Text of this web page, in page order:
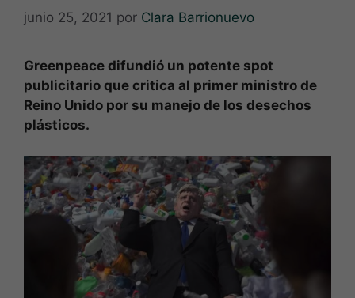
junio 25, 2021 por Clara Barrionuevo
Greenpeace difundió un potente spot
publicitario que critica al primer ministro de
Reino Unido por su manejo de los desechos
plásticos.